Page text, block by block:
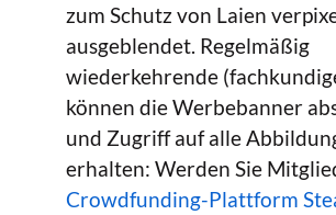
zum Schutz von Laien
ausgeblendet. Regelmäßig
wiederkehrende
können die Werbebanner
und Zugriff auf alle
erhalten: Werden Sie
Crowdfunding-Plattform